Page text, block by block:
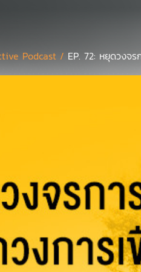
Podcast / EP. 72: หยุดวงจ